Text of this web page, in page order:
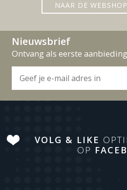
NAAR DE WEBSHOP
Nieuwsbrief
Ontvang als eerste
VOLG & LIKE
OP